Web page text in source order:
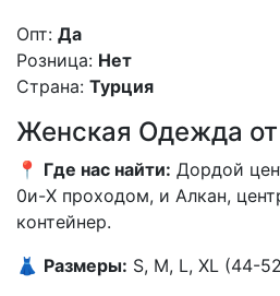
Опт: Да
Розница: Нет
Страна: Турция
Женская Одежда
📍 Где нас найти: Дордой
0и-X проходом, и Алкан,
контейнер.
👗 Размеры: S, M, L, XL (44-